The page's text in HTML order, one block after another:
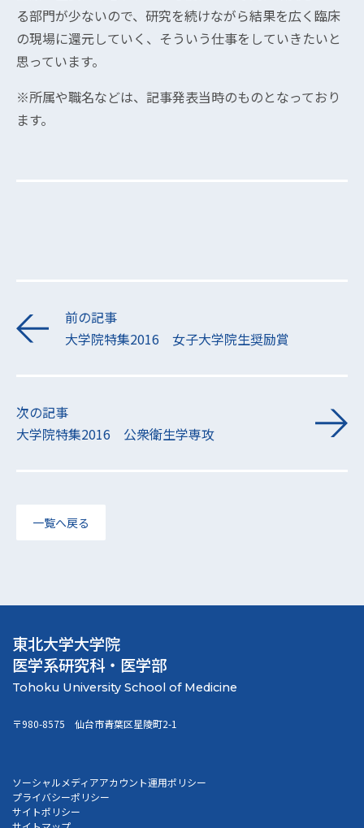
る部門が少ないので、研究を続けながら結果を広く臨床
の現場に還元していく、そういう仕事をしていきたいと
思っています。
※所属や職名などは、記事発表当時のものとなっており
ます。
前の記事
大学院特集2016 女子大学院生奨励賞
次の記事
大学院特集2016 公衆衛生学専攻
一覧へ戻る
東北大学大学院
医学系研究科・医学部
〒980-8575 仙台市青葉区星陵町2-1
ソーシャルメディアアカウント運用ポリシー
プライバシーポリシー
サイトポリシー